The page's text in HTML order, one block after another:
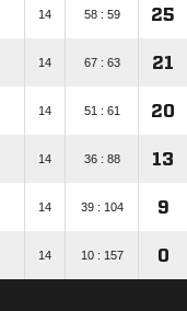
14 58 : 59 25
14 67 : 63 21
14 51 : 61 20
14 36 : 88 13
14 39 : 104 9
14 10 : 157 0